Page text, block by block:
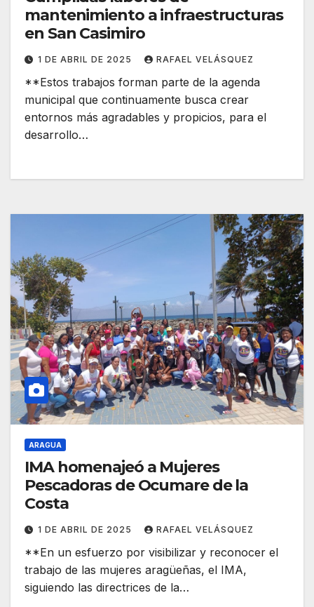
mantenimiento a infraestructuras
en San Casimiro
1 DE ABRIL DE 2025 RAFAEL VELÁSQUEZ
**Estos trabajos forman parte de la agenda
municipal que continuamente busca crear
entornos más agradables y propicios, para el
desarrollo…
ARAGUA
IMA homenajeó a Mujeres
Pescadoras de Ocumare de la
Costa
1 DE ABRIL DE 2025 RAFAEL VELÁSQUEZ
**En un esfuerzo por visibilizar y reconocer el
trabajo de las mujeres aragüeñas, el IMA,
siguiendo las directrices de la…